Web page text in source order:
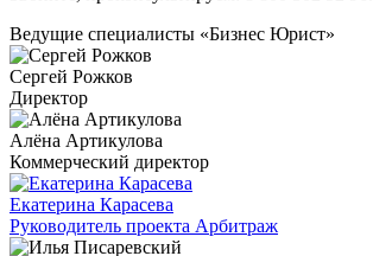
Ведущие специалисты «Бизнес Юрист»
Сергей Рожков
Директор
Алёна Артикулова
Коммерческий директор
Екатерина Карасева
Руководитель проекта Арбитраж